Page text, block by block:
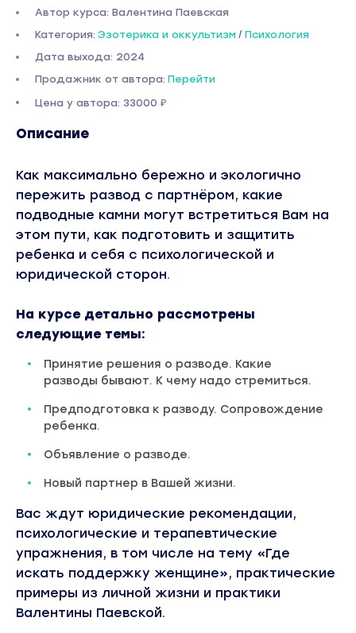
Автор курса: Валентина Паевская
Категория: Эзотерика и оккультизм / Психология
Дата выхода: 2024
Продажник от автора: Перейти
Цена у автора: 33000 ₽
Описание
Как максимально бережно и экологично
пережить развод с партнёром, какие
подводные камни могут встретиться Вам на
этом пути, как подготовить и защитить
ребенка и себя с психологической и
юридической сторон.
На курсе детально рассмотрены
следующие темы:
Принятие решения о разводе. Какие
разводы бывают. К чему надо стремиться.
Предподготовка к разводу. Сопровождение
ребенка.
Объявление о разводе.
Новый партнер в Вашей жизни.
Вас ждут юридические рекомендации,
психологические и терапевтические
упражнения, в том числе на тему «Где
искать поддержку женщине», практические
примеры из личной жизни и практики
Валентины Паевской.